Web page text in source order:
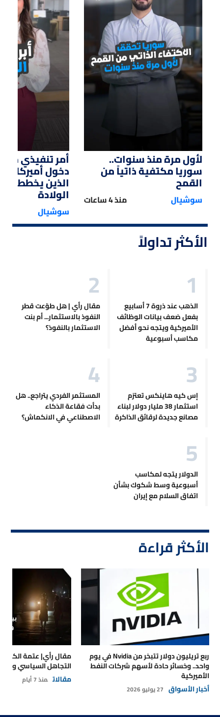
01:33
لأول مرة منذ سنوات..
سوريا مكتفية ذاتياً من
القمح
سوشيال منذ 4 ساعات
أمر تنفيذي من
دخول أميركا
الذين يخططون
الولادة
سوشيال
الأكثر تداولاً
الذهب عند ذروة 7 أسابيع
بفعل ضعف بيانات الوظائف
الأميركية ويتجه نحو أفضل
مكاسب أسبوعية
مقال رأي | هل طوّعت قطر
النفوذ بالاستثمار... أم بنت
الاستثمار بالنفوذ؟
إس كيه هاينكس تعتزم
استثمار 38 مليار دولار لبناء
مصانع جديدة لرقائق الذاكرة
المستثمر الفردي يتراجع.. هل
بدأت فقاعة الذكاء
الاصطناعي في الانكماش؟
الدولار يتجه لمكاسب
أسبوعية وسط شكوك بشأن
اتفاق السلام مع إيران
الأكثر قراءة
ربع تريليون دولار تتبخر من Nvidia في يوم
واحد.. وخسائر حادة لأسهم شركات النفط
الأميركية
أخبار الأسواق 27 يوليو 2026
مقال رأي| عتمة
التجاهل السياسي
مقالات منذ 7 أيام